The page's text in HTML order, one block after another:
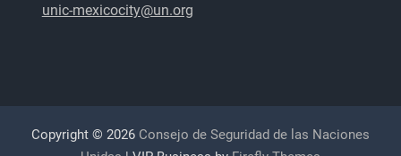
unic-mexicocity@un.org
Copyright © 2026 Consejo de Seguridad de las Naciones